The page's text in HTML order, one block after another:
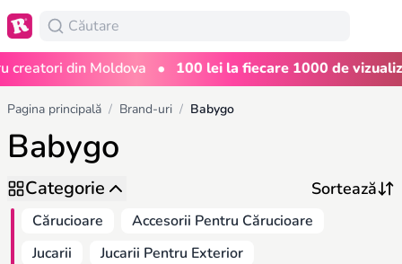
din Moldova • 100 lei la fiecare 1000 de vizualizări
Pagina principală / Brand-uri / Babygo
Babygo
Categorie
Cărucioare
Accesorii Pentru Cărucioare
Jucarii
Jucarii Pentru Exterior